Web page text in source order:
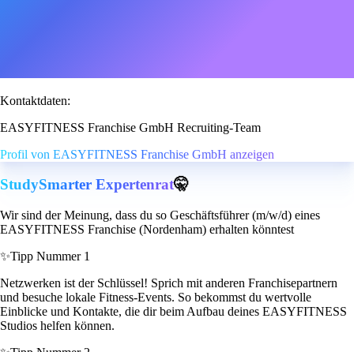
Kontaktdaten:
EASYFITNESS Franchise GmbH Recruiting-Team
Profil von EASYFITNESS Franchise GmbH anzeigen
StudySmarter Expertenrat🤫
Wir sind der Meinung, dass du so Geschäftsführer (m/w/d) eines
EASYFITNESS Franchise (Nordenham) erhalten könntest
✨Tipp Nummer 1
Netzwerken ist der Schlüssel! Sprich mit anderen Franchisepartnern
und besuche lokale Fitness-Events. So bekommst du wertvolle
Einblicke und Kontakte, die dir beim Aufbau deines EASYFITNESS
Studios helfen können.